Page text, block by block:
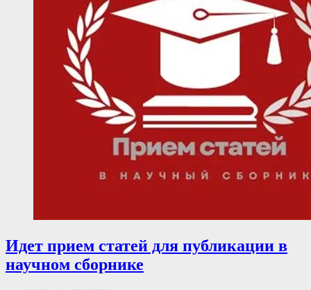
Идет прием статей для публикации в
научном сборнике